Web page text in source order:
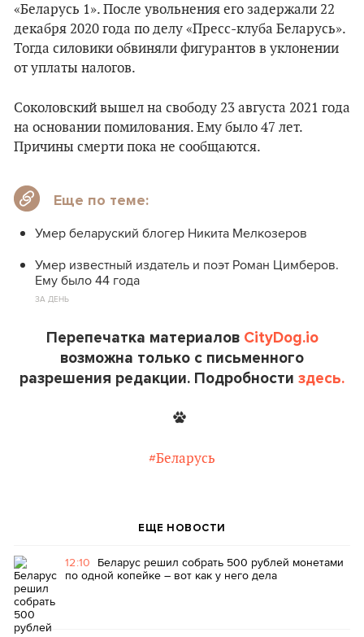
«Беларусь 1». После увольнения его задержали 22
декабря 2020 года по делу «Пресс-клуба Беларусь».
Тогда силовики обвиняли фигурантов в уклонении
от уплаты налогов.
Соколовский вышел на свободу 23 августа 2021 года
на основании помилования. Ему было 47 лет.
Причины смерти пока не сообщаются.
Еще по теме:
Умер беларуский блогер Никита Мелкозеров
Умер известный издатель и поэт Роман Цимберов.
Ему было 44 года
ЗА ДЕНЬ
Перепечатка материалов CityDog.io
возможна только с письменного
разрешения редакции. Подробности здесь.
#Беларусь
ЕЩЕ НОВОСТИ
12:10 Беларус решил собрать 500 рублей монетами
по одной копейке – вот как у него дела